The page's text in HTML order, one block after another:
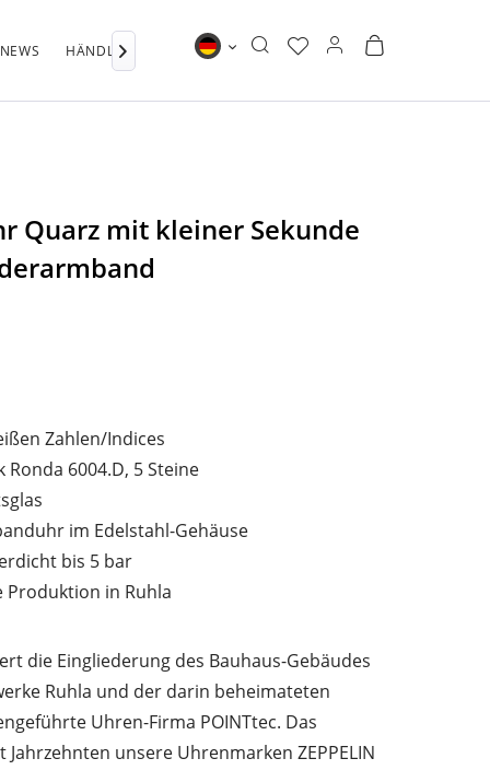
NEWS HÄNDLERSUCHE WEITERE BRANDS
 Bauhaus DE
Quarz mit kleiner Sekunde
Zahlen/Indices
6004.D, 5 Steine
im Edelstahl-Gehäuse
bis 5 bar
Produktion in Ruhla
die Eingliederung des Bauhaus-Gebäudes
Ruhla und der darin beheimateten
Uhren-Firma POINTtec. Das
unsere Uhrenmarken ZEPPELIN